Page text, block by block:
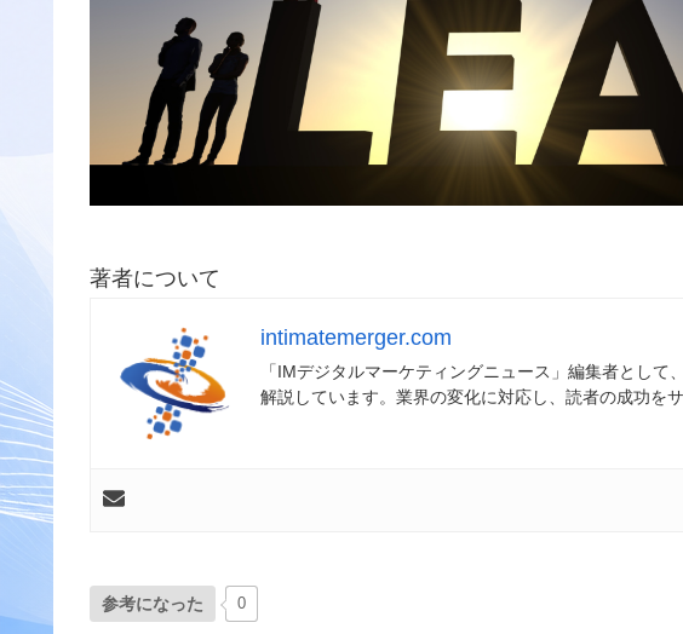
著者について
intimatemerger.com
「IMデジタルマーケティングニュース」編集者として
解説しています。業界の変化に対応し、読者の成功を
参考になった 0